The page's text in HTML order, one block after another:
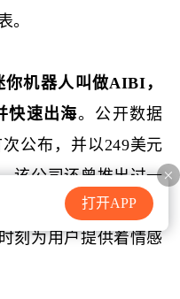
打开APP
。
机器人叫做AIBI，
快速出海。公开数据
公布，并以249美元
该公司还曾推出过一
美元，常被放于桌
刻为用户提供着情感